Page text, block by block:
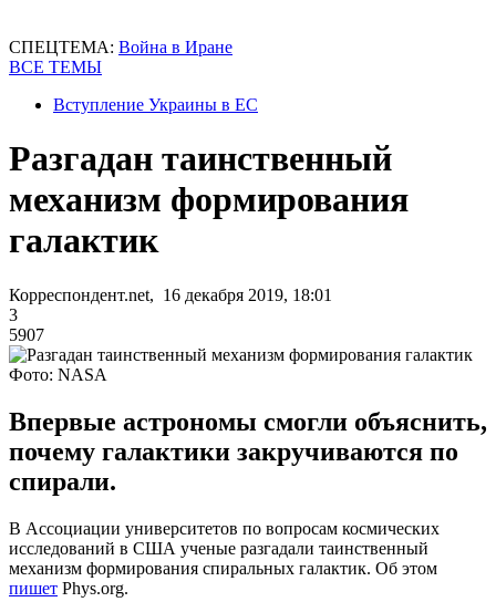
СПЕЦТЕМА: Война в Иране
ВСЕ ТЕМЫ
Вступление Украины в ЕС
Разгадан таинственный
механизм формирования
галактик
Корреспондент.net, 16 декабря 2019, 18:01
3
5907
Фото: NASA
Впервые астрономы смогли объяснить,
почему галактики закручиваются по
спирали.
В Ассоциации университетов по вопросам космических
исследований в США ученые разгадали таинственный
механизм формирования спиральных галактик. Об этом
пишет Phys.org.